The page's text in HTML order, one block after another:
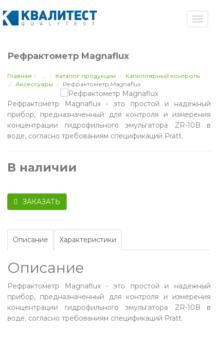
Рефрактометр Magnaflux
Главная ... Каталог продукции
Капиллярный контроль
Аксессуары
Рефрактометр Magnaflux
Рефрактометр Magnaflux - это простой и надежный
прибор, предназначенный для контроля и измерения
концентрации гидрофильного эмульгатора ZR-10B в
воде, согласно требованиям спецификаций Pratt.
В наличии
ЗАКАЗАТЬ
Описание Характеристики
Описание
Рефрактометр Magnaflux - это простой и надежный
прибор, предназначенный для контроля и измерения
концентрации гидрофильного эмульгатора ZR-10B в
воде, согласно требованиям спецификаций Pratt.